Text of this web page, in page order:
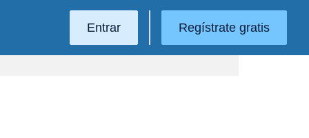
Entrar Regístrate gratis